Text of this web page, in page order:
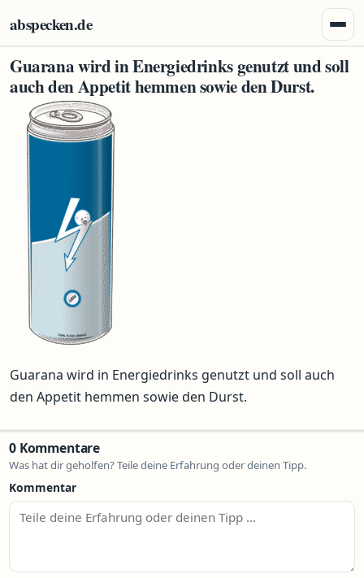
abspecken.de
Guarana wird in Energiedrinks genutzt und soll
auch den Appetit hemmen sowie den Durst.
Guarana wird in Energiedrinks genutzt und soll auch
den Appetit hemmen sowie den Durst.
0 Kommentare
Was hat dir geholfen? Teile deine Erfahrung oder deinen Tipp.
Kommentar